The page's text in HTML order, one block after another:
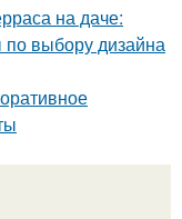
на даче:
по выбору дизайна